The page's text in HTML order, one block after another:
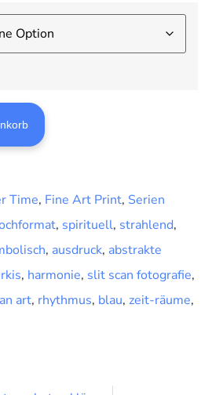
Time, Fine Art Print, Serien
, spirituell, strahlend,
, ausdruck, abstrakte
, harmonie, slit scan fotografie,
art, rhythmus, blau, zeit-räume,